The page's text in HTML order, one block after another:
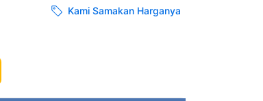
Kami Samakan Harganya